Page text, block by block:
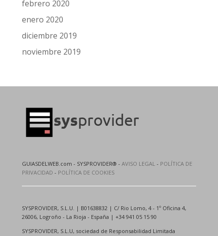
febrero 2020
enero 2020
diciembre 2019
noviembre 2019
GUIASDELWEB.com - SYSPROVIDER® - AVISO LEGAL - POLÍTICA DE
PRIVACIDAD - POLÍTICA DE COOKIES
SYSPROVIDER, S.L.U. | B01638832 | C/ Rio Lomo, 4 - 1º Oficina 4,
26006, Logroño - La Rioja - España | +34 941 05 15 90
SYSPROVIDER, S.L.U, sociedad de Responsabilidad Limitada